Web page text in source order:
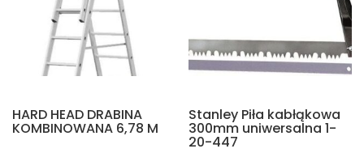
HARD HEAD DRABINA
KOMBINOWANA 6,78 M
Stanley Piła kabłąkowa
300mm uniwersalna 1-
20-447